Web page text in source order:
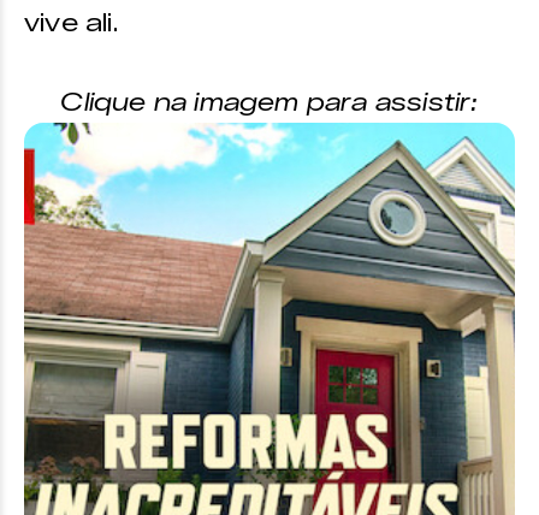
vive ali.
Clique na imagem para assistir: